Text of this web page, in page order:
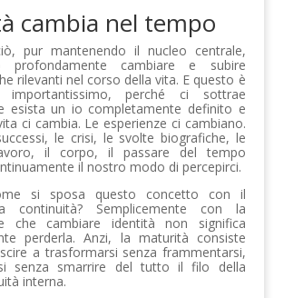
cambia nel tempo
pur mantenendo il nucleo centrale,
profondamente cambiare e subire
rilevanti nel corso della vita. E questo è
perché ci sottrae
esista un io completamente definito e
ci cambia. Le esperienze ci cambiano.
le crisi, le svolte biografiche, le
il corpo, il passare del tempo
il nostro modo di percepirci.
si sposa questo concetto con il
continuità? Semplicemente con la
che cambiare identità non significa
perderla. Anzi, la maturità consiste
a trasformarsi senza frammentarsi,
senza smarrire del tutto il filo della
interna.